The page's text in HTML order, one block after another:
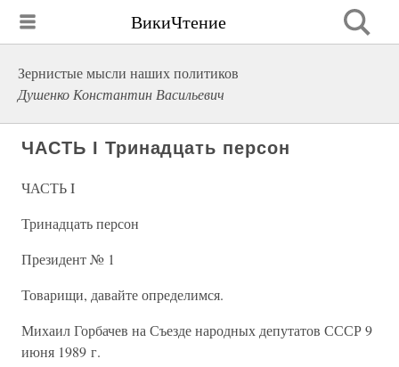
ВикиЧтение
Зернистые мысли наших политиков
Душенко Константин Васильевич
ЧАСТЬ I Тринадцать персон
ЧАСТЬ I
Тринадцать персон
Президент № 1
Товарищи, давайте определимся.
Михаил Горбачев на Съезде народных депутатов СССР 9
июня 1989 г.